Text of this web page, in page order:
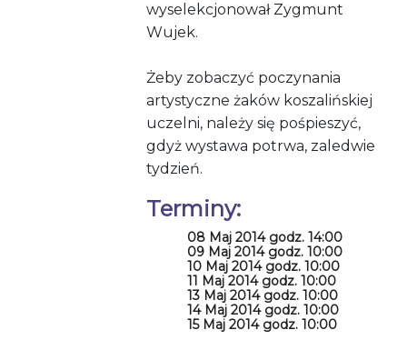
wyselekcjonował Zygmunt
Wujek.
Żeby zobaczyć poczynania
artystyczne żaków koszalińskiej
uczelni, należy się pośpieszyć,
gdyż wystawa potrwa, zaledwie
tydzień.
Terminy:
08 Maj 2014 godz. 14:00
09 Maj 2014 godz. 10:00
10 Maj 2014 godz. 10:00
11 Maj 2014 godz. 10:00
13 Maj 2014 godz. 10:00
14 Maj 2014 godz. 10:00
15 Maj 2014 godz. 10:00